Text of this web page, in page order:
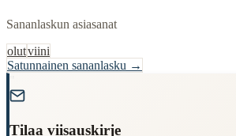
Sananlaskun asiasanat
olutviini
Satunnainen sananlasku →
Tilaa viisauskirje